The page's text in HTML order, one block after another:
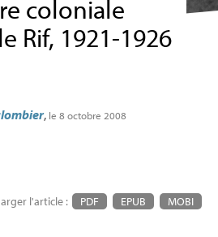
coloniale
Rif, 1921-1926
, le 8 octobre 2008
l'article : PDF EPUB MOBI